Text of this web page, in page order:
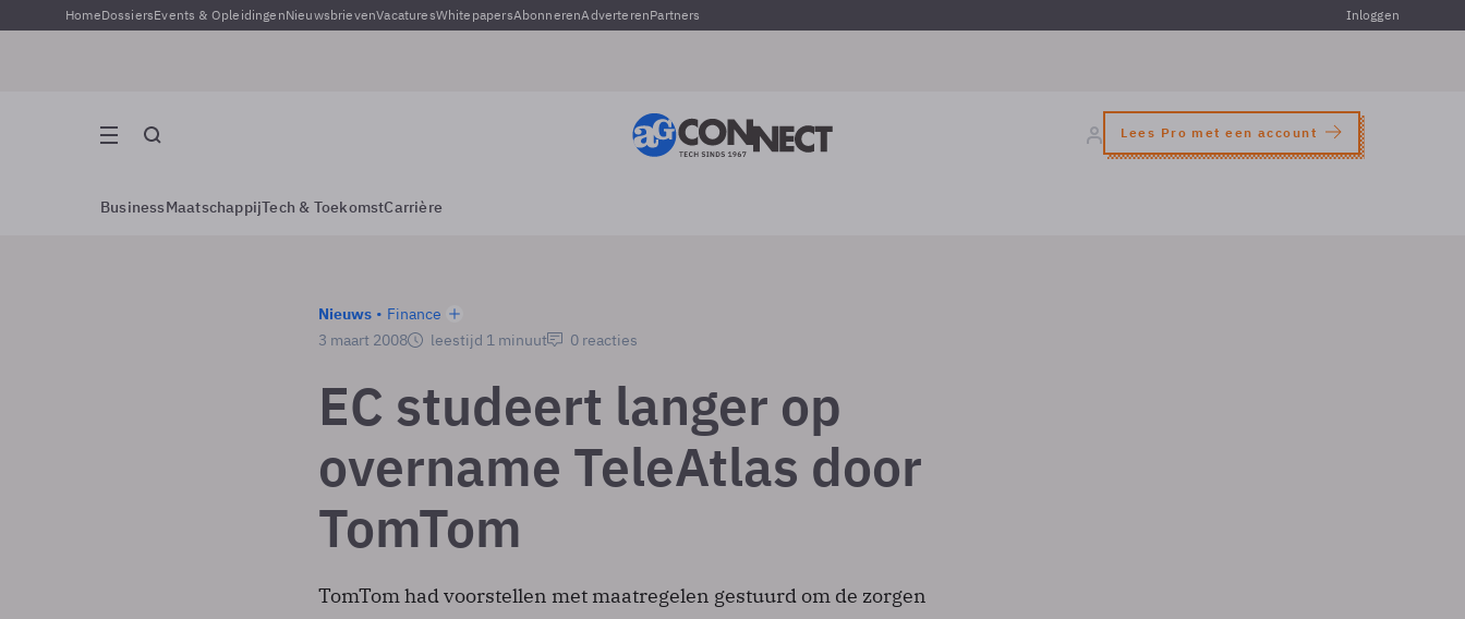
HomeDossiersEvents & OpleidingenNieuwsbrievenVacaturesWhitepapersAbonnerenAdverterenPartners Inloggen
Lees Pro met een account
BusinessMaatschappijTech & ToekomstCarrière
Nieuws
Finance
3 maart 2008
leestijd 1 minuut 0 reacties
EC studeert langer op
overname TeleAtlas door
TomTom
TomTom had voorstellen met maatregelen gestuurd om de zorgen